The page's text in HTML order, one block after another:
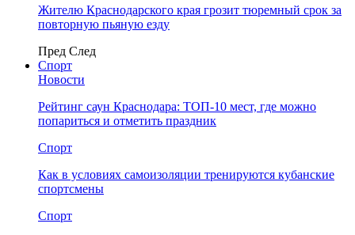
Жителю Краснодарского края грозит тюремный срок за
повторную пьяную езду
Пред След
Спорт
Новости
Рейтинг саун Краснодара: ТОП-10 мест, где можно
попариться и отметить праздник
Спорт
Как в условиях самоизоляции тренируются кубанские
спортсмены
Спорт